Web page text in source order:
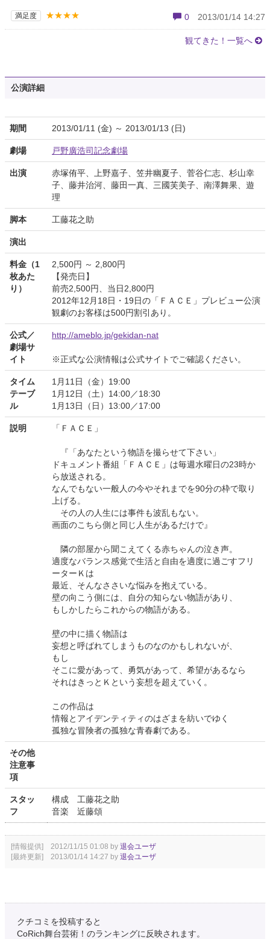
満足度 ★★★★ 0 2013/01/14 14:27
観てきた！一覧へ
公演詳細
期間 2013/01/11 (金) ～ 2013/01/13 (日)
劇場 戸野廣浩司記念劇場
出演
赤塚侑平、上野嘉子、笠井幽夏子、菅谷仁志、杉山幸
子、藤井治河、藤田一真、三國芙美子、南澤舞果、遊
理
脚本 工藤花之助
演出
料金（1
枚あた
り）
2,500円 ～ 2,800円
【発売日】
前売2,500円、当日2,800円
2012年12月18日・19日の「ＦＡＣＥ」プレビュー公演
観劇のお客様は500円割引あり。
公式／
劇場サ
イト
http://ameblo.jp/gekidan-nat
※正式な公演情報は公式サイトでご確認ください。
タイム
テーブ
ル
1月11日（金）19:00
1月12日（土）14:00／18:30
1月13日（日）13:00／17:00
説明 「ＦＡＣＥ」
『「あなたという物語を撮らせて下さい」
ドキュメント番組「ＦＡＣＥ」は毎週水曜日の23時か
ら放送される。
なんでもない一般人の今やそれまでを90分の枠で取り
上げる。
その人の人生には事件も波乱もない。
画面のこちら側と同じ人生があるだけで』
隣の部屋から聞こえてくる赤ちゃんの泣き声。
適度なバランス感覚で生活と自由を適度に過ごすフリ
ーターＫは
最近、そんなささいな悩みを抱えている。
壁の向こう側には、自分の知らない物語があり、
もしかしたらこれからの物語がある。
壁の中に描く物語は
妄想と呼ばれてしまうものなのかもしれないが、
もし
そこに愛があって、勇気があって、希望があるなら
それはきっとＫという妄想を超えていく。
この作品は
情報とアイデンティティのはざまを紡いでゆく
孤独な冒険者の孤独な青春劇である。
その他
注意事
項
スタッ
フ
構成 工藤花之助
音楽 近藤頌
[情報提供] 2012/11/15 01:08 by 退会ユーザ
[最終更新] 2013/01/14 14:27 by 退会ユーザ
クチコミを投稿すると
CoRich舞台芸術！のランキングに反映されます。